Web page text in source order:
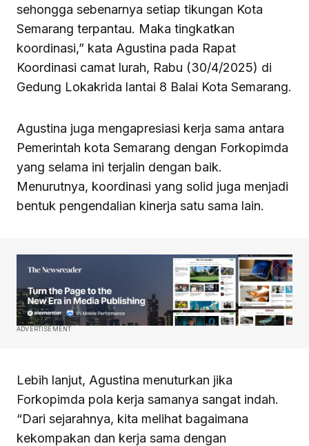
sehongga sebenarnya setiap tikungan Kota
Semarang terpantau. Maka tingkatkan
koordinasi,” kata Agustina pada Rapat
Koordinasi camat lurah, Rabu (30/4/2025) di
Gedung Lokakrida lantai 8 Balai Kota Semarang.
Agustina juga mengapresiasi kerja sama antara
Pemerintah kota Semarang dengan Forkopimda
yang selama ini terjalin dengan baik.
Menurutnya, koordinasi yang solid juga menjadi
bentuk pengendalian kinerja satu sama lain.
ADVERTISEMENT
Lebih lanjut, Agustina menuturkan jika
Forkopimda pola kerja samanya sangat indah.
“Dari sejarahnya, kita melihat bagaimana
kekompakan dan kerja sama dengan